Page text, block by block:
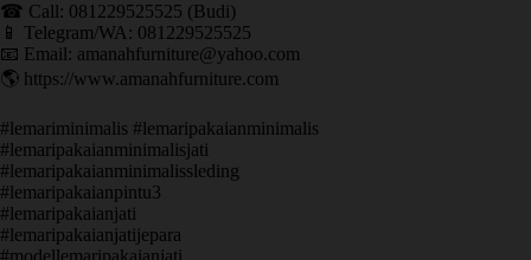
☎ Call: 081229525525 (Budi)
📱 Telegram/WA: 081229525525
📧 Email: amanahfurniture@yahoo.com
🌎 https://www.amanahfurniture.com
#lemariminimalis #lemaripakaianminimalis
#lemaripakaianminimalisjati
#lemaripakaianminimalissleding
#lemaripakaianpintu3
#lemaripakaianjati
#lemaripakaianjatijepara